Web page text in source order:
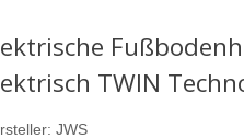
TWIN
JWS